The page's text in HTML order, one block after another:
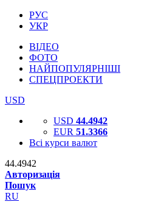
РУС
УКР
ВІДЕО
ФОТО
НАЙПОПУЛЯРНІШІ
СПЕЦПРОЕКТИ
USD
USD 44.4942
EUR 51.3366
Всі курси валют
44.4942
Авторизація
Пошук
RU